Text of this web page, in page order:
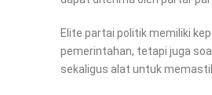
Elite partai politik memiliki
pemerintahan, tetapi juga
sekaligus alat untuk